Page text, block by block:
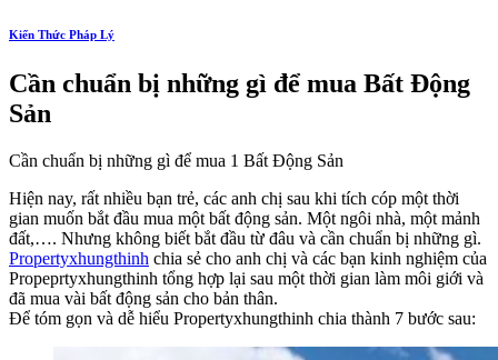
Kiến Thức Pháp Lý
Cần chuẩn bị những gì để mua Bất Động
Sản
Cần chuẩn bị những gì để mua 1 Bất Động Sản
Hiện nay, rất nhiều bạn trẻ, các anh chị sau khi tích cóp một thời
gian muốn bắt đầu mua một bất động sản. Một ngôi nhà, một mảnh
đất,…. Nhưng không biết bắt đầu từ đâu và cần chuẩn bị những gì.
Propertyxhungthinh chia sẻ cho anh chị và các bạn kinh nghiệm của
Propeprtyxhungthinh tổng hợp lại sau một thời gian làm môi giới và
đã mua vài bất động sản cho bản thân.
Để tóm gọn và dễ hiểu Propertyxhungthinh chia thành 7 bước sau: